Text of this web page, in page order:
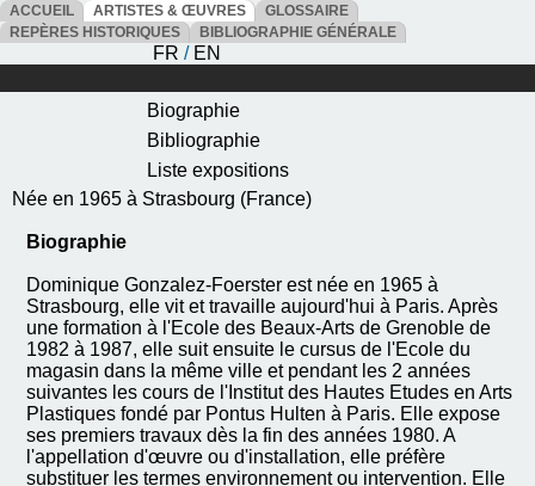
ACCUEIL ARTISTES & ŒUVRES
GLOSSAIRE
REPÈRES HISTORIQUES
BIBLIOGRAPHIE GÉNÉRALE
FR / EN